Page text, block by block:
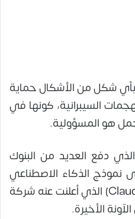
شكل من الأشكال حماية
السيبرانية، كونها في
هو المسؤولية.
دفع العديد من البنوك
نموذج الذكاء الاصطناعي
“كلود ميثوس” (Claude Mythos) الذي أعلنت عنه شركة